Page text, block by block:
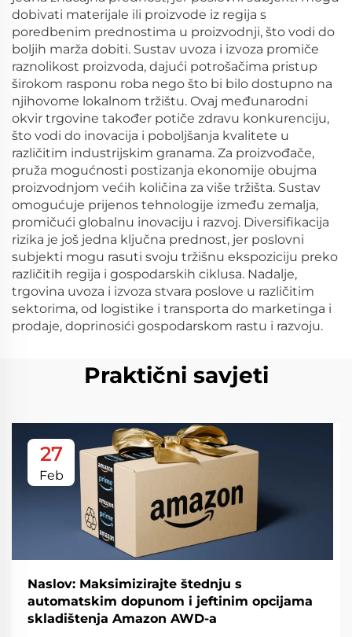
dobivati materijale ili proizvode iz regija s
poredbenim prednostima u proizvodnji, što vodi do
boljih marža dobiti. Sustav uvoza i izvoza promiče
raznolikost proizvoda, dajući potrošačima pristup
širokom rasponu roba nego što bi bilo dostupno na
njihovome lokalnom tržištu. Ovaj međunarodni
okvir trgovine također potiče zdravu konkurenciju,
što vodi do inovacija i poboljšanja kvalitete u
različitim industrijskim granama. Za proizvođače,
pruža mogućnosti postizanja ekonomije obujma
proizvodnjom većih količina za više tržišta. Sustav
omogućuje prijenos tehnologije između zemalja,
promičući globalnu inovaciju i razvoj. Diversifikacija
rizika je još jedna ključna prednost, jer poslovni
subjekti mogu rasuti svoju tržišnu ekspoziciju preko
različitih regija i gospodarskih ciklusa. Nadalje,
trgovina uvoza i izvoza stvara poslove u različitim
sektorima, od logistike i transporta do marketinga i
prodaje, doprinosići gospodarskom rastu i razvoju.
Praktični savjeti
27
Feb
Naslov: Maksimizirajte štednju s
automatskim dopunom i jeftinim opcijama
skladištenja Amazon AWD-a